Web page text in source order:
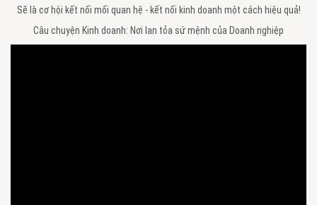
Sẽ là cơ hội kết nối mối quan hệ - kết nối kinh doanh một cách hiệu quả!
Câu chuyện Kinh doanh: Nơi lan tỏa sứ mệnh của Doanh nghiệp